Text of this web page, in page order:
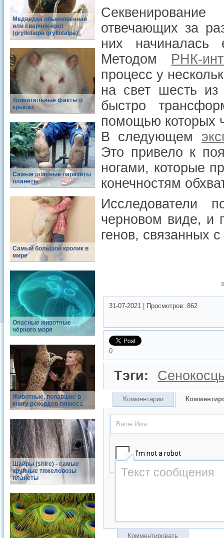
Медведка обыкновенная
или сверчок-крот
(gryllotalpa gryllotalpa)
Удивительные факты о
крысах
Самые опасные паразиты
планеты
Самый большой кролик в
мире
Опасные животные
чёрного моря
Животные, попавшие в
книгу рекордов гиннеса
Шайры (shire) - самые
крупные тяжеловозы
планеты
отвечающих за
них начиналась
Методом РНК-
процесс у
на свет шесть
быстро
помощью которых
В следующем
Это привело к
ногами, которые
конечностям
Исследователи
черновом виде, и
генов, связанных
31-07-2021 Просмотров: 862
0
Тэги:
Комментарии
Комментировать